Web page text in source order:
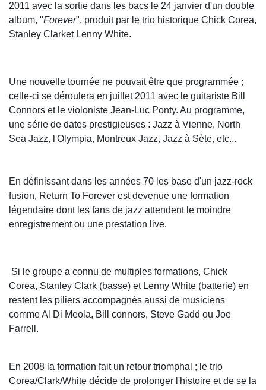
2011 avec la sortie dans les bacs le 24 janvier d'un double
album, "Forever", produit par le trio historique Chick Corea,
Stanley Clarket Lenny White.
Une nouvelle tournée ne pouvait être que programmée ;
celle-ci se déroulera en juillet 2011 avec le guitariste Bill
Connors et le violoniste Jean-Luc Ponty. Au programme,
une série de dates prestigieuses : Jazz à Vienne, North
Sea Jazz, l'Olympia, Montreux Jazz, Jazz à Sète, etc...
En définissant dans les années 70 les base d'un jazz-rock
fusion, Return To Forever est devenue une formation
légendaire dont les fans de jazz attendent le moindre
enregistrement ou une prestation live.
Si le groupe a connu de multiples formations, Chick
Corea, Stanley Clark (basse) et Lenny White (batterie) en
restent les piliers accompagnés aussi de musiciens
comme Al Di Meola, Bill connors, Steve Gadd ou Joe
Farrell.
En 2008 la formation fait un retour triomphal ; le trio
Corea/Clark/White décide de prolonger l'histoire et de se la